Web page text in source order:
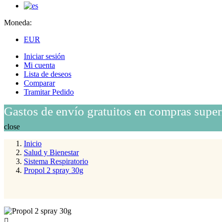
Moneda:
EUR
Iniciar sesión
Mi cuenta
Lista de deseos
Comparar
Tramitar Pedido
Gastos de envío gratuitos en compras
close
Inicio
Salud y Bienestar
Sistema Respiratorio
Propol 2 spray 30g